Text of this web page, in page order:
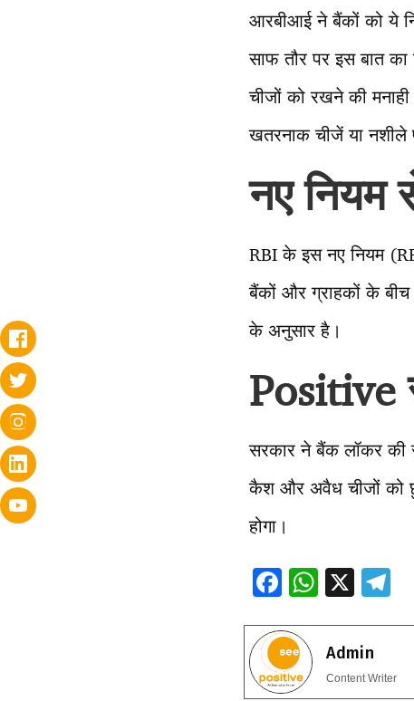
आरबीआई ने बैंकों को ये
साफ तौर पर इस बात
चीजों को रखने की
खतरनाक चीजें या नशीले
नए नियम
RBI के इस नए नियम
बैंकों और ग्राहकों के
के अनुसार है।
Positive
सरकार ने बैंक लॉकर की
कैश और अवैध चीजों को
होगा।
F
e
b
W
at
s
X T
gr
Admin
Content Writer